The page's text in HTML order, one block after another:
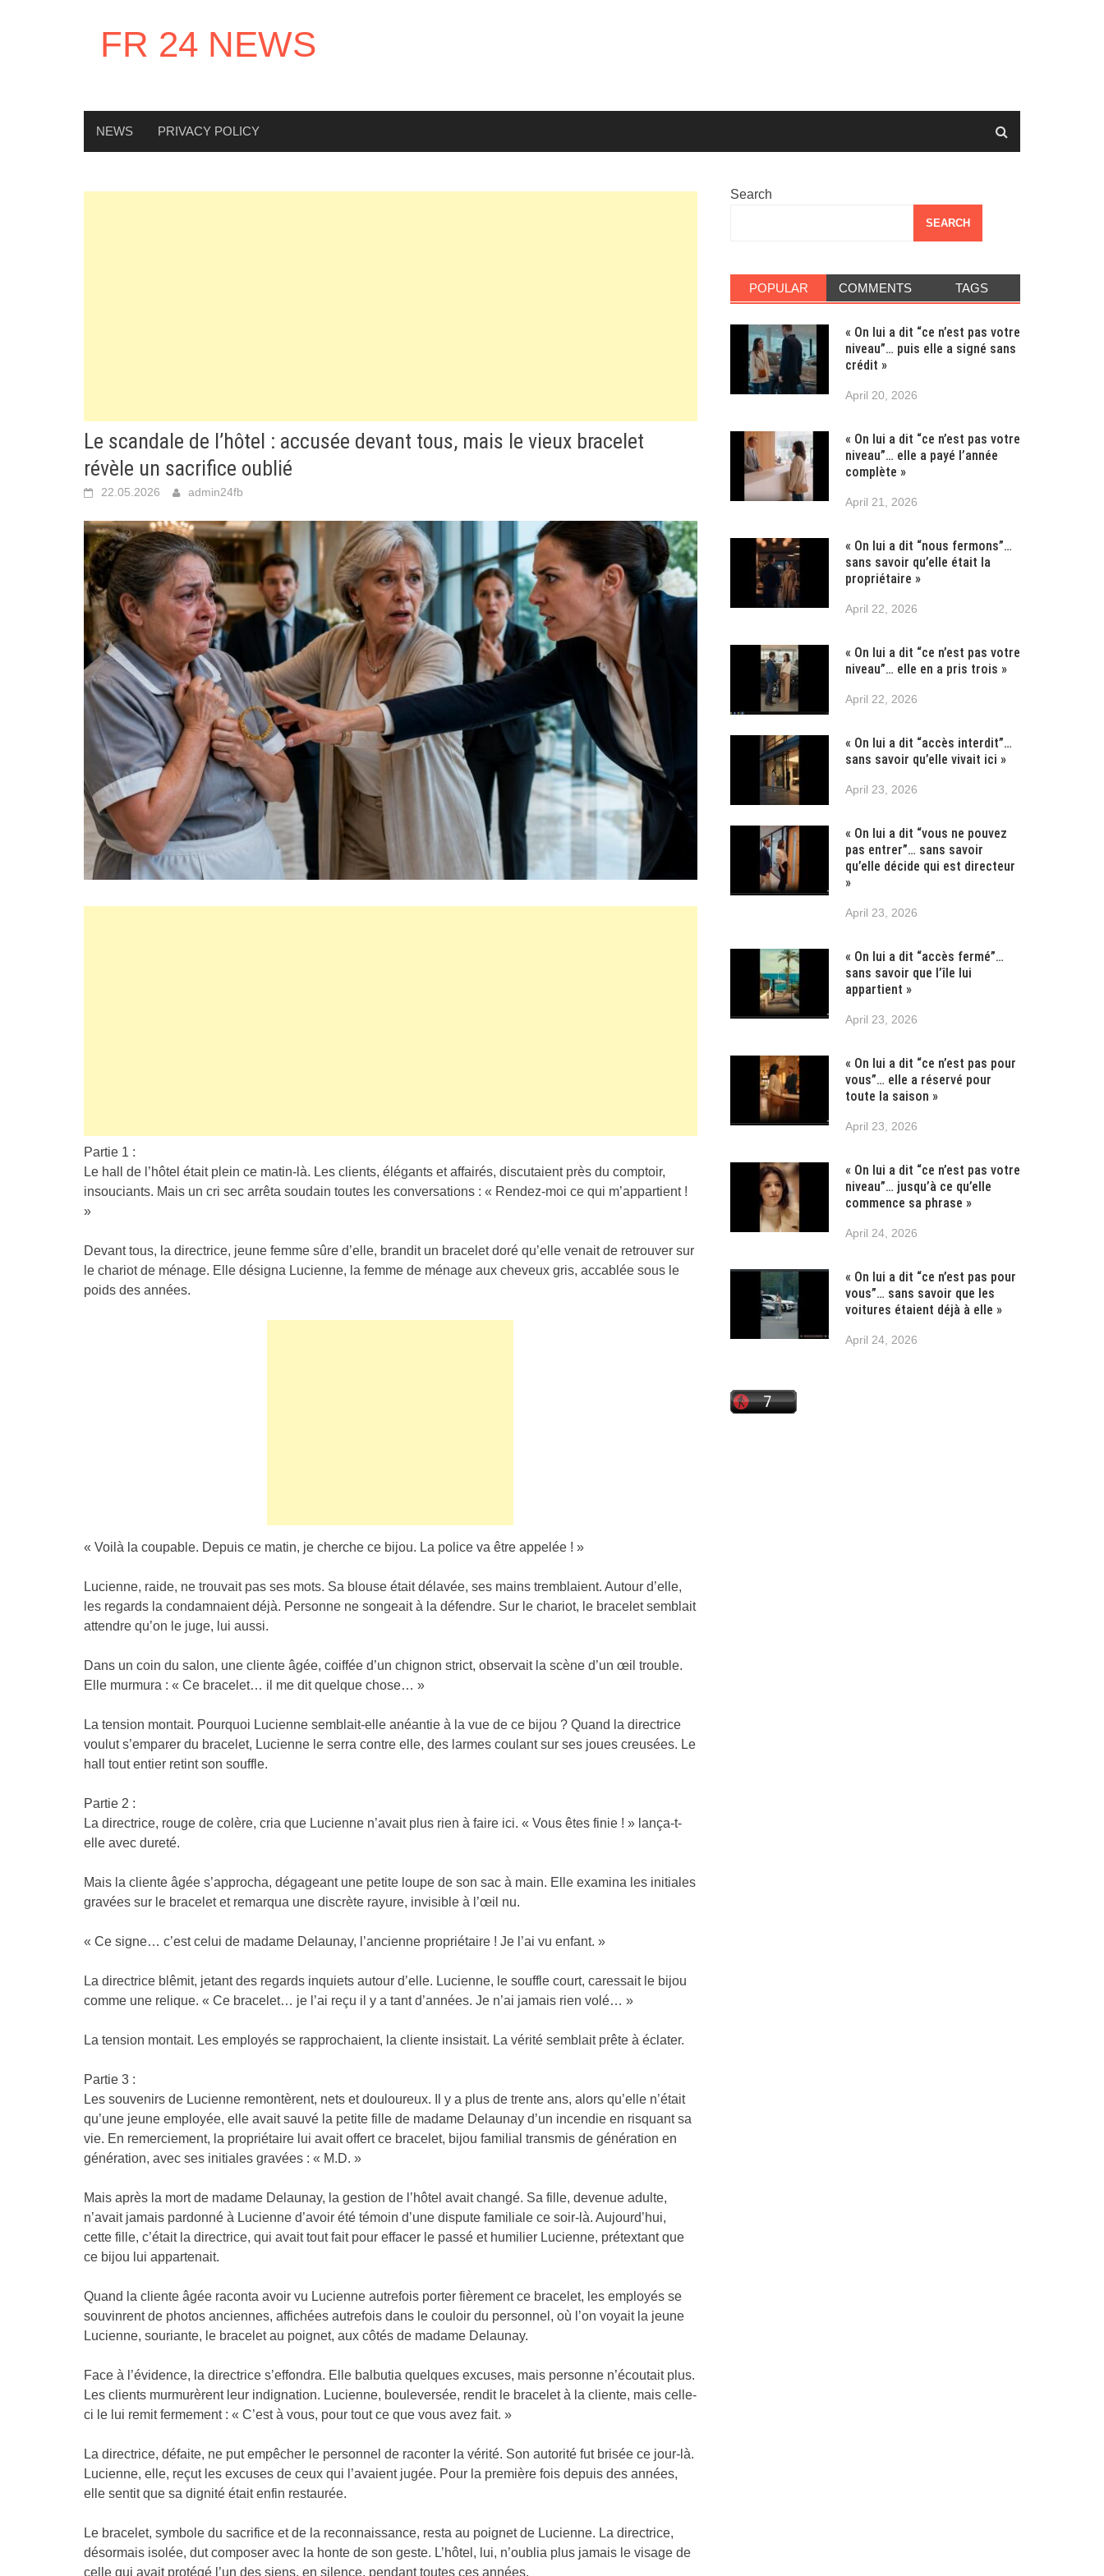
FR 24 NEWS
NEWS PRIVACY POLICY
Le scandale de l’hôtel : accusée devant tous, mais le vieux bracelet
révèle un sacrifice oublié
22.05.2026 admin24fb
Partie 1 :
Le hall de l’hôtel était plein ce matin-là. Les clients, élégants et affairés, discutaient près du comptoir,
insouciants. Mais un cri sec arrêta soudain toutes les conversations : « Rendez-moi ce qui m’appartient !
»
Devant tous, la directrice, jeune femme sûre d’elle, brandit un bracelet doré qu’elle venait de retrouver sur
le chariot de ménage. Elle désigna Lucienne, la femme de ménage aux cheveux gris, accablée sous le
poids des années.
« Voilà la coupable. Depuis ce matin, je cherche ce bijou. La police va être appelée ! »
Lucienne, raide, ne trouvait pas ses mots. Sa blouse était délavée, ses mains tremblaient. Autour d’elle,
les regards la condamnaient déjà. Personne ne songeait à la défendre. Sur le chariot, le bracelet semblait
attendre qu’on le juge, lui aussi.
Dans un coin du salon, une cliente âgée, coiffée d’un chignon strict, observait la scène d’un œil trouble.
Elle murmura : « Ce bracelet… il me dit quelque chose… »
La tension montait. Pourquoi Lucienne semblait-elle anéantie à la vue de ce bijou ? Quand la directrice
voulut s’emparer du bracelet, Lucienne le serra contre elle, des larmes coulant sur ses joues creusées. Le
hall tout entier retint son souffle.
Partie 2 :
La directrice, rouge de colère, cria que Lucienne n’avait plus rien à faire ici. « Vous êtes finie ! » lança-t-
elle avec dureté.
Mais la cliente âgée s’approcha, dégageant une petite loupe de son sac à main. Elle examina les initiales
gravées sur le bracelet et remarqua une discrète rayure, invisible à l’œil nu.
« Ce signe… c’est celui de madame Delaunay, l’ancienne propriétaire ! Je l’ai vu enfant. »
La directrice blêmit, jetant des regards inquiets autour d’elle. Lucienne, le souffle court, caressait le bijou
comme une relique. « Ce bracelet… je l’ai reçu il y a tant d’années. Je n’ai jamais rien volé… »
La tension montait. Les employés se rapprochaient, la cliente insistait. La vérité semblait prête à éclater.
Partie 3 :
Les souvenirs de Lucienne remontèrent, nets et douloureux. Il y a plus de trente ans, alors qu’elle n’était
qu’une jeune employée, elle avait sauvé la petite fille de madame Delaunay d’un incendie en risquant sa
vie. En remerciement, la propriétaire lui avait offert ce bracelet, bijou familial transmis de génération en
génération, avec ses initiales gravées : « M.D. »
Mais après la mort de madame Delaunay, la gestion de l’hôtel avait changé. Sa fille, devenue adulte,
n’avait jamais pardonné à Lucienne d’avoir été témoin d’une dispute familiale ce soir-là. Aujourd’hui,
cette fille, c’était la directrice, qui avait tout fait pour effacer le passé et humilier Lucienne, prétextant que
ce bijou lui appartenait.
Quand la cliente âgée raconta avoir vu Lucienne autrefois porter fièrement ce bracelet, les employés se
souvinrent de photos anciennes, affichées autrefois dans le couloir du personnel, où l’on voyait la jeune
Lucienne, souriante, le bracelet au poignet, aux côtés de madame Delaunay.
Face à l’évidence, la directrice s’effondra. Elle balbutia quelques excuses, mais personne n’écoutait plus.
Les clients murmurèrent leur indignation. Lucienne, bouleversée, rendit le bracelet à la cliente, mais celle-
ci le lui remit fermement : « C’est à vous, pour tout ce que vous avez fait. »
La directrice, défaite, ne put empêcher le personnel de raconter la vérité. Son autorité fut brisée ce jour-là.
Lucienne, elle, reçut les excuses de ceux qui l’avaient jugée. Pour la première fois depuis des années,
elle sentit que sa dignité était enfin restaurée.
Le bracelet, symbole du sacrifice et de la reconnaissance, resta au poignet de Lucienne. La directrice,
désormais isolée, dut composer avec la honte de son geste. L’hôtel, lui, n’oublia plus jamais le visage de
celle qui avait protégé l’un des siens, en silence, pendant toutes ces années.
Search
SEARCH
POPULAR COMMENTS TAGS
« On lui a dit “ce n’est pas votre
niveau”… puis elle a signé sans
crédit »
April 20, 2026
« On lui a dit “ce n’est pas votre
niveau”… elle a payé l’année
complète »
April 21, 2026
« On lui a dit “nous fermons”…
sans savoir qu’elle était la
propriétaire »
April 22, 2026
« On lui a dit “ce n’est pas votre
niveau”… elle en a pris trois »
April 22, 2026
« On lui a dit “accès interdit”…
sans savoir qu’elle vivait ici »
April 23, 2026
« On lui a dit “vous ne pouvez
pas entrer”… sans savoir
qu’elle décide qui est directeur
»
April 23, 2026
« On lui a dit “accès fermé”…
sans savoir que l’île lui
appartient »
April 23, 2026
« On lui a dit “ce n’est pas pour
vous”… elle a réservé pour
toute la saison »
April 23, 2026
« On lui a dit “ce n’est pas votre
niveau”… jusqu’à ce qu’elle
commence sa phrase »
April 24, 2026
« On lui a dit “ce n’est pas pour
vous”… sans savoir que les
voitures étaient déjà à elle »
April 24, 2026